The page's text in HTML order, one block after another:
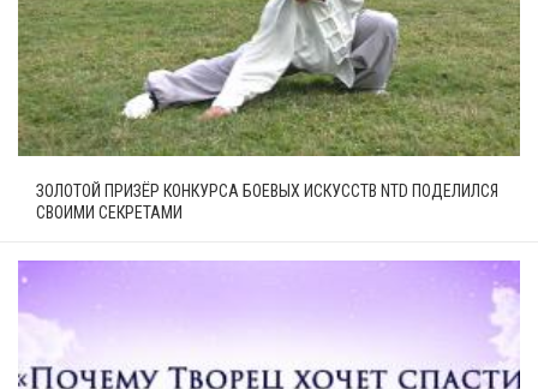
ЗОЛОТОЙ ПРИЗЁР КОНКУРСА БОЕВЫХ ИСКУССТВ NTD ПОДЕЛИЛСЯ
СВОИМИ СЕКРЕТАМИ